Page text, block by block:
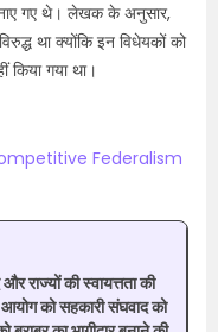
गए थे। लेखक के अनुसार,
था क्योंकि इन विधेयकों को
किया गया था।
Federalism
राज्यों की स्वायत्तता की
को सहकारी संघवाद को